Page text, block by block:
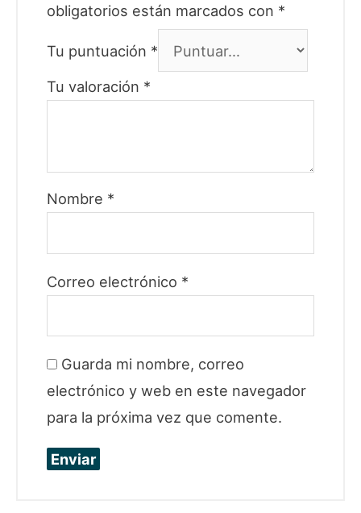
obligatorios están marcados con *
Tu puntuación *
Tu valoración *
Nombre *
Correo electrónico *
Guarda mi nombre, correo
electrónico y web en este navegador
para la próxima vez que comente.